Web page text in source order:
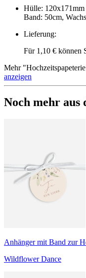
Hülle: 120x171mm
Band: 50cm,
Lieferung:
Für 1,10 € können
Mehr"
anzeigen
Noch mehr aus
Anhänger mit Band zur
Wildflower Dance